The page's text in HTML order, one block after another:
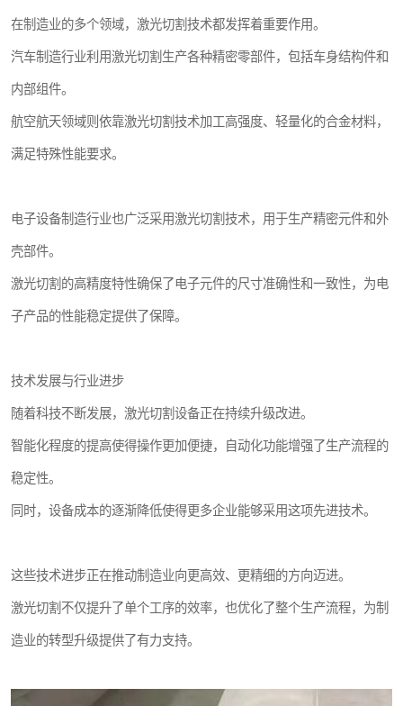
在制造业的多个领域，激光切割技术都发挥着重要作用。
汽车制造行业利用激光切割生产各种精密零部件，包括车身结构件和
内部组件。
航空航天领域则依靠激光切割技术加工高强度、轻量化的合金材料，
满足特殊性能要求。
电子设备制造行业也广泛采用激光切割技术，用于生产精密元件和外
壳部件。
激光切割的高精度特性确保了电子元件的尺寸准确性和一致性，为电
子产品的性能稳定提供了保障。
技术发展与行业进步
随着科技不断发展，激光切割设备正在持续升级改进。
智能化程度的提高使得操作更加便捷，自动化功能增强了生产流程的
稳定性。
同时，设备成本的逐渐降低使得更多企业能够采用这项先进技术。
这些技术进步正在推动制造业向更高效、更精细的方向迈进。
激光切割不仅提升了单个工序的效率，也优化了整个生产流程，为制
造业的转型升级提供了有力支持。